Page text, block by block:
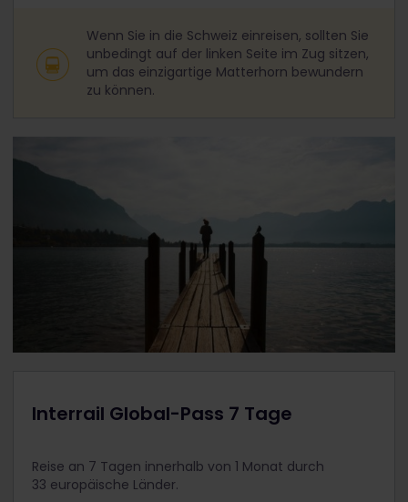
Wenn Sie in die Schweiz einreisen, sollten Sie
unbedingt auf der linken Seite im Zug sitzen,
um das einzigartige Matterhorn bewundern
zu können.
Interrail Global-Pass 7 Tage
Reise an 7 Tagen innerhalb von 1 Monat durch
33 europäische Länder.